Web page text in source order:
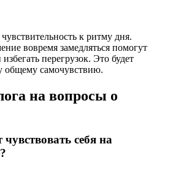
к ритму дня.
вовремя замедляться помогут
перегрузок. Это будет
общему самочувствию.
на вопросы о
себя на